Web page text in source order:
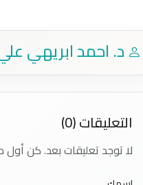
د. احمد ابريهي
التعليقات (0)
لا توجد تعليقات بعد. كن